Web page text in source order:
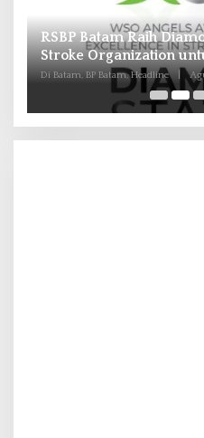
Pasokan Air Waduk
Batam Hilir
IPAM
Di Batam, BP Batam, Headline